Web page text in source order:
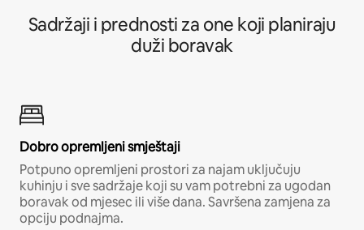
Sadržaji i prednosti za one koji planiraju
duži boravak
Dobro opremljeni smještaji
Potpuno opremljeni prostori za najam uključuju
kuhinju i sve sadržaje koji su vam potrebni za ugodan
boravak od mjesec ili više dana. Savršena zamjena za
opciju podnajma.